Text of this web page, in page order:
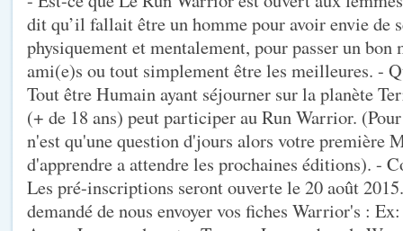
dit qu’il fallait être un homme pour avoir envie de
physiquement et mentalement, pour passer un bon
ami(e)s ou tout simplement être les meilleures. -
Tout être Humain ayant séjourner sur la planète
(+ de 18 ans) peut participer au Run Warrior.
n'est qu'une question d'jours alors votre première
d'apprendre a attendre les prochaines éditions). -
Les pré-inscriptions seront ouverte le 20 août
demandé de nous envoyer vos fiches Warrior's :